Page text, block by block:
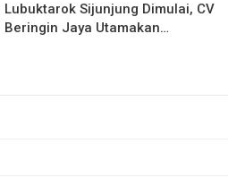
Lubuktarok Sijunjung Dimulai, CV
Beringin Jaya Utamakan…